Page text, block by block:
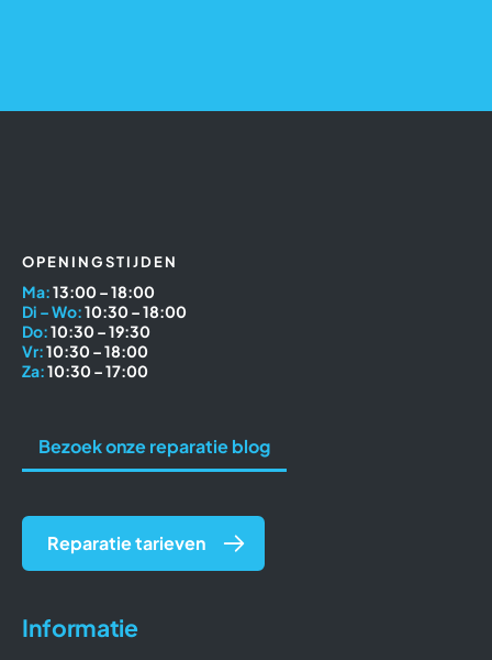
OPENINGSTIJDEN
Ma:13:00 – 18:00
Di – Wo:10:30 – 18:00
Do:10:30 – 19:30
Vr:10:30 – 18:00
Za:10:30 – 17:00
Informatie
Bezoek onze reparatie blog
Reparatie tarieven